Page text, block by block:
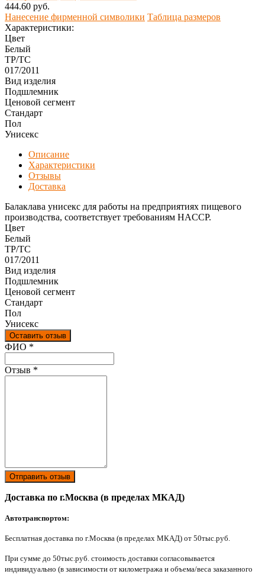
444.60 руб.
Нанесение фирменной символики Таблица размеров
Характеристики:
Цвет
Белый
ТР/ТС
017/2011
Вид изделия
Подшлемник
Ценовой сегмент
Стандарт
Пол
Унисекс
Описание
Характеристики
Отзывы
Доставка
Балаклава унисекс для работы на предприятиях пищевого
производства, соответствует требованиям HACCP.
Цвет
Белый
ТР/ТС
017/2011
Вид изделия
Подшлемник
Ценовой сегмент
Стандарт
Пол
Унисекс
Оставить отзыв
Ваш отзыв был отправлен!
ФИО *
Отзыв *
Отправить отзыв
Доставка по г.Москва (в пределах МКАД)
Автотранспортом:
Бесплатная доставка по г.Москва (в пределах МКАД) от 50тыс.руб.
При сумме до 50тыс.руб. стоимость доставки согласовывается
индивидуально (в зависимости от километража и объема/веса заказанного